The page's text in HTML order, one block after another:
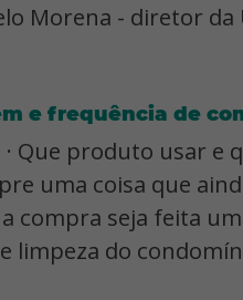
Morena - diretor
e frequência de
· Que produto usar e
uma coisa que
a compra seja feita
limpeza do